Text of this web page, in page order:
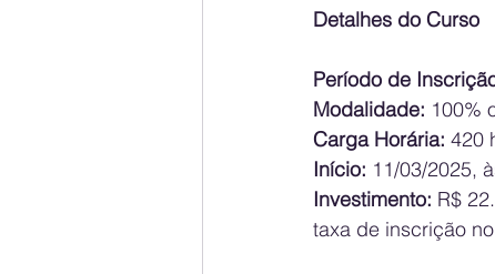
Detalhes do Curso
Período de
Modalidade: 100%
Carga Horária: 420
Início: 11/03/2025,
Investimento: R$
taxa de inscrição